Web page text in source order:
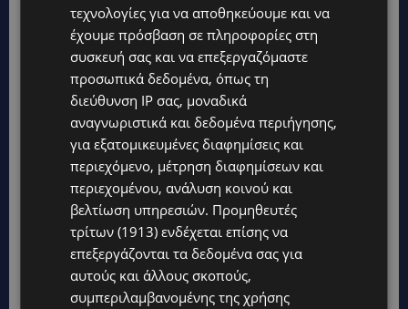
εύκολος. Μπορούμε σχετικά να θεωρήσουμε
κάτι ως όμορφο αλλά δεν είναι καθόλου το ίδιο
να ορίσουμε το τι είναι ομορφιά… καθετί που
μας οδηγεί σε ένα ξέφωτο αισθητικής
απόλαυσης μπορεί να θεωρηθεί ως στοιχείο
ομορφιάς!
Skin Glow
ΝικΟλαου ΣαριπΟλου 1 & ΛυκαβητοΥ 2401 Εγκωμη-
ΛευκωσΙα.
τεχνολογίες για να αποθηκεύουμε και να
έχουμε πρόσβαση σε πληροφορίες στη
συσκευή σας και να επεξεργαζόμαστε
προσωπικά δεδομένα, όπως τη
διεύθυνση IP σας, μοναδικά
αναγνωριστικά και δεδομένα περιήγησης,
για εξατομικευμένες διαφημίσεις και
περιεχόμενο, μέτρηση διαφημίσεων και
περιεχομένου, ανάλυση κοινού και
βελτίωση υπηρεσιών. Προμηθευτές
τρίτων (1913) ενδέχεται επίσης να
επεξεργάζονται τα δεδομένα σας για
αυτούς και άλλους σκοπούς,
συμπεριλαμβανομένης της χρήσης